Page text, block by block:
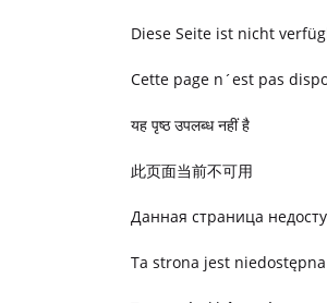
Diese Seite ist nicht
Cette page n´est pas
यह पृष्ठ उपलब्ध नहीं है
此页面当前不可用
Данная страница
Ta strona jest niedostępna